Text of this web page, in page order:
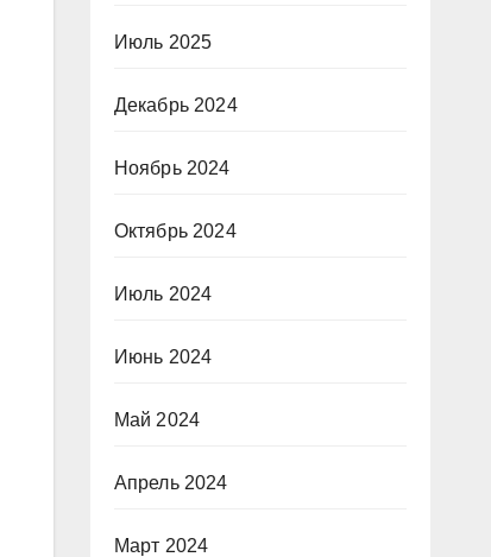
Июль 2025
Декабрь 2024
Ноябрь 2024
Октябрь 2024
Июль 2024
Июнь 2024
Май 2024
Апрель 2024
Март 2024